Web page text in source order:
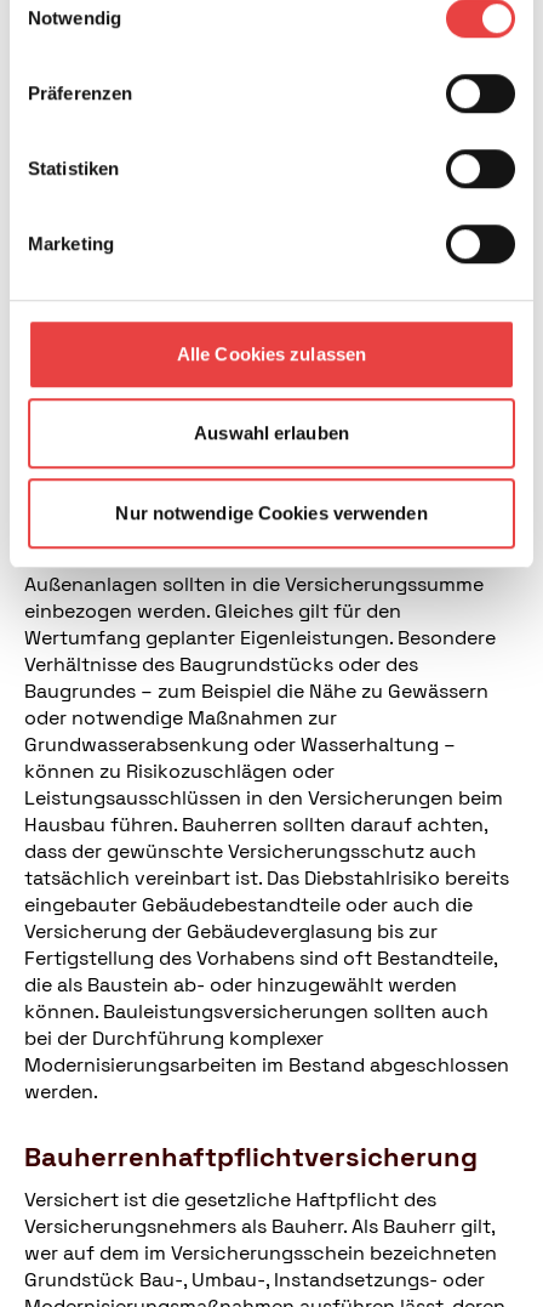
Notwendig
Präferenzen
Statistiken
Marketing
Alle Cookies zulassen
Auswahl erlauben
Nur notwendige Cookies verwenden
Bauleistungs- bzw.
Die Bauleistungsversicherung (auch
Bauwesenversicherung genannt) leistet Ersatz für
während der Bauzeit. Dazu gehören unter anderem
Unwetterschäden, Diebstahl bereits eingebauter
durch Unbekannte. Ausgeschlossen sind Schäden
durch normale orts- und jahreszeitlich übliche
Handwerkerleistungen.
Was wird versichert?
Versichert ist der Wert der Bauleistungen. Auch die
Architekten- und Ingenieurleistungen, die Kosten
von Garagen und Carports sowie der wichtigsten
Außenanlagen sollten in die Versicherungssumme
einbezogen werden. Gleiches gilt für den
Wertumfang geplanter Eigenleistungen. Besondere
Verhältnisse des Baugrundstücks oder des
Baugrundes – zum Beispiel die Nähe zu Gewässern
oder notwendige Maßnahmen zur
Grundwasserabsenkung oder Wasserhaltung –
können zu Risikozuschlägen oder
Leistungsausschlüssen in den Versicherungen beim
Hausbau führen. Bauherren sollten darauf achten,
dass der gewünschte Versicherungsschutz auch
tatsächlich vereinbart ist. Das Diebstahlrisiko bereits
eingebauter Gebäudebestandteile oder auch die
Versicherung der Gebäudeverglasung bis zur
Fertigstellung des Vorhabens sind oft Bestandteile,
die als Baustein ab- oder hinzugewählt werden
können. Bauleistungsversicherungen sollten auch
bei der Durchführung komplexer
Modernisierungsarbeiten im Bestand abgeschlossen
werden.
Bauherrenhaftpflichtversicherung
Versichert ist die gesetzliche Haftpflicht des
Versicherungsnehmers als Bauherr. Als Bauherr gilt,
wer auf dem im Versicherungsschein bezeichneten
Grundstück Bau-, Umbau-, Instandsetzungs- oder